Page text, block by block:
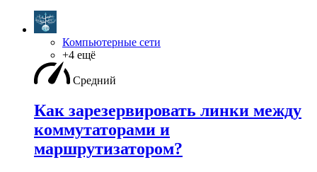
Компьютерные сети
+4 ещё
Средний
Как зарезервировать линки между
коммутаторами и
маршрутизатором?